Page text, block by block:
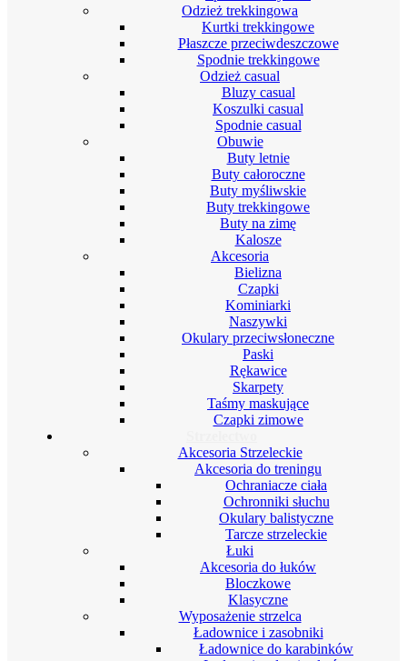
Odzież trekkingowa
Kurtki trekkingowe
Płaszcze przeciwdeszczowe
Spodnie trekkingowe
Odzież casual
Bluzy casual
Koszulki casual
Spodnie casual
Obuwie
Buty letnie
Buty całoroczne
Buty myśliwskie
Buty trekkingowe
Buty na zimę
Kalosze
Akcesoria
Bielizna
Czapki
Kominiarki
Naszywki
Okulary przeciwsłoneczne
Paski
Rękawice
Skarpety
Taśmy maskujące
Czapki zimowe
Akcesoria Strzeleckie
Akcesoria do treningu
Ochraniacze ciała
Ochronniki słuchu
Okulary balistyczne
Tarcze strzeleckie
Łuki
Akcesoria do łuków
Bloczkowe
Klasyczne
Wyposażenie strzelca
Ładownice i zasobniki
Ładownice do karabinków